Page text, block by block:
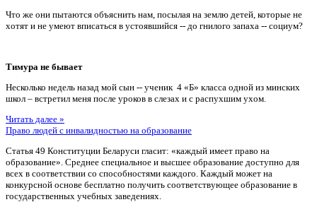
Что же они пытаются объяснить нам, посылая на землю детей, которые не
хотят и не умеют вписаться в устоявшийся -- до гнилого запаха -- социум?
Тимура не бывает
Несколько недель назад мой сын -- ученик 4 «Б» класса одной из минских
школ – встретил меня после уроков в слезах и с распухшим ухом.
Читать далее »
Право людей с инвалидностью на образование
Статья 49 Конституции Беларуси гласит: «каждый имеет право на
образование». Среднее специальное и высшее образование доступно для
всех в соответствии со способностями каждого. Каждый может на
конкурсной основе бесплатно получить соответствующее образование в
государственных учебных заведениях.